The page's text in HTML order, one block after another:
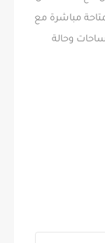
مباشرة مع
وحالة